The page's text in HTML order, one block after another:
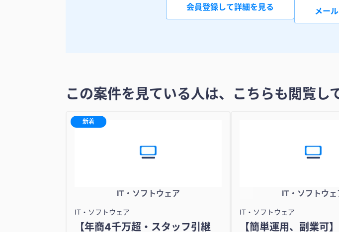
会員登録して詳細を見る メー
この案件を見ている人は、こちらも閲覧し
新着
IT・ソフトウェア
IT・ソフトウェア
【年商4千万超・スタッフ引継
IT・ソフトウェ
IT・ソフトウェア
【簡単運用、副業可